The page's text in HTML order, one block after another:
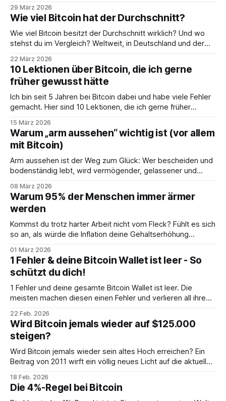
29 März 2026
Wie viel Bitcoin hat der Durchschnitt?
Wie viel Bitcoin besitzt der Durchschnitt wirklich? Und wo
stehst du im Vergleich? Weltweit, in Deutschland und der
22 März 2026
10 Lektionen über Bitcoin, die ich gerne
früher gewusst hätte
Ich bin seit 5 Jahren bei Bitcoin dabei und habe viele Fehler
gemacht. Hier sind 10 Lektionen, die ich gerne früher
15 März 2026
Warum „arm aussehen“ wichtig ist (vor allem
mit Bitcoin)
Arm aussehen ist der Weg zum Glück: Wer bescheiden und
bodenständig lebt, wird vermögender, gelassener und
überlebenswichtigen Strategie.
08 März 2026
Warum 95% der Menschen immer ärmer
werden
Kommst du trotz harter Arbeit nicht vom Fleck? Fühlt es sich
so an, als würde die Inflation deine Gehaltserhöhung
Geldentstehung. Erfahre, was es ist und wie du daraus
ausbrichst.
01 März 2026
1 Fehler & deine Bitcoin Wallet ist leer - So
schützt du dich!
1 Fehler und deine gesamte Bitcoin Wallet ist leer. Die
meisten machen diesen einen Fehler und verlieren all ihre
22 Feb. 2026
Wird Bitcoin jemals wieder auf $125.000
steigen?
Wird Bitcoin jemals wieder sein altes Hoch erreichen? Ein
Beitrag von 2011 wirft ein völlig neues Licht auf die aktuelle
erst an?
18 Feb. 2026
Die 4%-Regel bei Bitcoin